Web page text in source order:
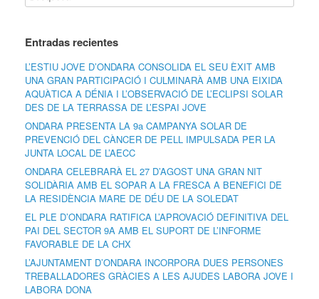
Entradas recientes
L’ESTIU JOVE D’ONDARA CONSOLIDA EL SEU ÈXIT AMB
UNA GRAN PARTICIPACIÓ I CULMINARÀ AMB UNA EIXIDA
AQUÀTICA A DÉNIA I L’OBSERVACIÓ DE L’ECLIPSI SOLAR
DES DE LA TERRASSA DE L’ESPAI JOVE
ONDARA PRESENTA LA 9a CAMPANYA SOLAR DE
PREVENCIÓ DEL CÀNCER DE PELL IMPULSADA PER LA
JUNTA LOCAL DE L’AECC
ONDARA CELEBRARÀ EL 27 D’AGOST UNA GRAN NIT
SOLIDÀRIA AMB EL SOPAR A LA FRESCA A BENEFICI DE
LA RESIDÈNCIA MARE DE DÉU DE LA SOLEDAT
EL PLE D’ONDARA RATIFICA L’APROVACIÓ DEFINITIVA DEL
PAI DEL SECTOR 9A AMB EL SUPORT DE L’INFORME
FAVORABLE DE LA CHX
L’AJUNTAMENT D’ONDARA INCORPORA DUES PERSONES
TREBALLADORES GRÀCIES A LES AJUDES LABORA JOVE I
LABORA DONA